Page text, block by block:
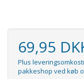
69,95
Plus
pakkeshop ved køb